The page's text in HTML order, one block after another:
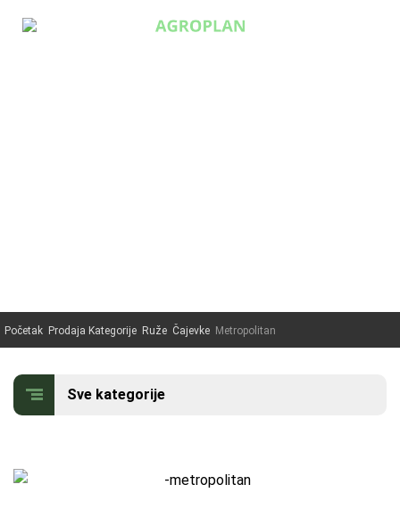
Uređenje
O nama
Kontakt
Početak Prodaja Kategorije Ruže Čajevke Metropolitan
Sve kategorije